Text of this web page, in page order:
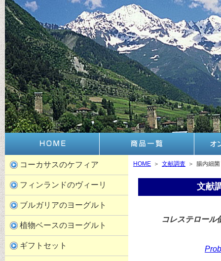
コーカサスのケフィア
フィンランドのヴィーリ
ブルガリアのヨーグルト
植物ベースのヨーグルト
ギフトセット
HOME ＞ 文献調査 ＞ 腸内細菌
文献
コレステロール